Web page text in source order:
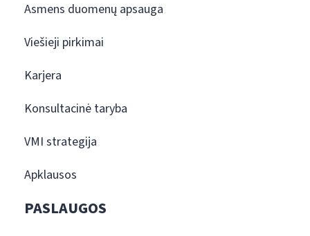
Asmens duomenų apsauga
Viešieji pirkimai
Karjera
Konsultacinė taryba
VMI strategija
Apklausos
PASLAUGOS